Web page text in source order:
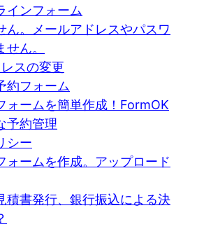
インフォーム
ん。メールアドレスやパスワ
ん。
スの変更
約フォーム
ォームを簡単作成！FormOK
予約管理
シー
ォームを作成。アップロード
積書発行、銀行振込による決